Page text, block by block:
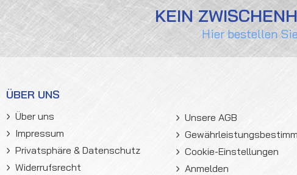
KEIN
Hier bestellen
ÜBER UNS
Über uns
Impressum
Privatsphäre & Datenschutz
Widerrufsrecht
Unsere AGB
Cookie-Einstellungen
Anmelden